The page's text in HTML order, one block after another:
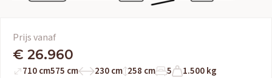
Prijs vanaf
€ 26.960
710 cm575 cm 230 cm 258 cm 5 1.500 kg